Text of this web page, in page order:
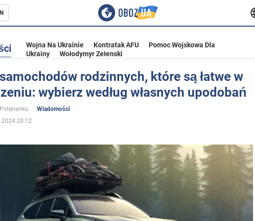
Ukrainie
Wojna Na Ukrainie Kontratak AFU
Pomoc Wojskowa Dla
Ukrainy
Wołodymyr Zełenski
rodzinnych, które są łatwe w
wybierz według własnych upodobań
Wiadomości
20:12